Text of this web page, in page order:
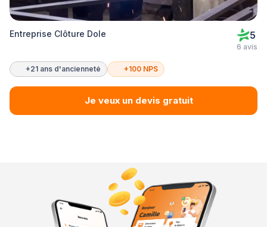
Entreprise Clôture Dole 5
6 avis
+21 ans d'ancienneté +100 NPS
Je veux un devis gratuit